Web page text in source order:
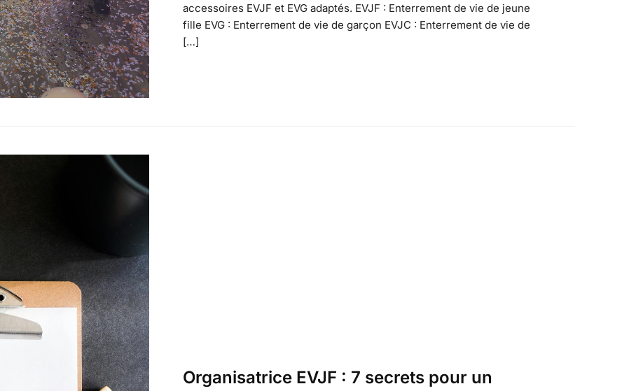
accessoires EVJF et EVG adaptés. EVJF : Enterrement de vie de jeune
fille EVG : Enterrement de vie de garçon EVJC : Enterrement de vie de
[…]
Organisatrice EVJF : 7 secrets pour un